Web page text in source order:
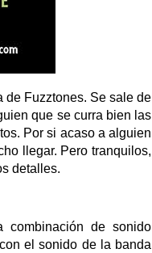
de Fuzztones. Se sale de
que se curra bien las
Por si acaso a alguien
llegar. Pero tranquilos,
detalles.
combinación de sonido
el sonido de la banda